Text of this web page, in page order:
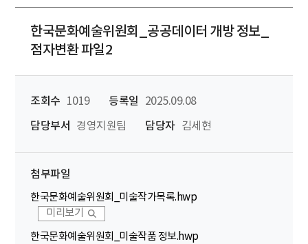
한국문화예술위원회_공공데이터 개방 정보_
점자변환 파일2
조회수 1019 등록일
2025.09.08
담당부서
경영지원팀 담당자 김세현
첨부파일
한국문화예술위원회_미술작가목록.hwp
미리보기
한국문화예술위원회_미술작품 정보.hwp